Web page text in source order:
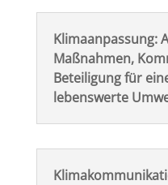
Klimaanpassung:
Maßnahmen,
Beteiligung für
lebenswerte